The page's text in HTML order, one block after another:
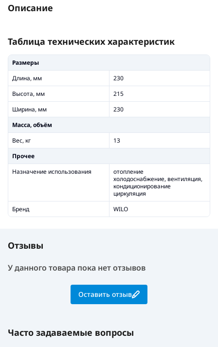
Описание
Таблица технических характеристик
Размеры
Длина, мм
230
Высота, мм
215
Ширина, мм
230
Масса, объём
Вес, кг
13
Прочее
Назначение использования
отопление
холодоснабжение, вентиляция,
кондиционирование
циркуляция
Бренд
WILO
Отзывы
У данного товара пока нет отзывов
Оставить отзыв
Часто задаваемые вопросы